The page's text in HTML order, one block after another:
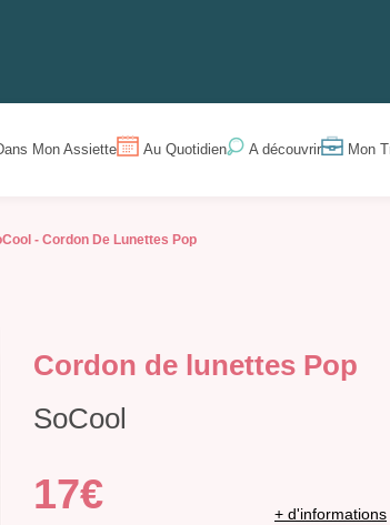
Mon Assiette Au Quotidien A découvrir Mon
- Cordon De Lunettes Pop
Cordon de lunettes Pop
SoCool
17€ + d'informations